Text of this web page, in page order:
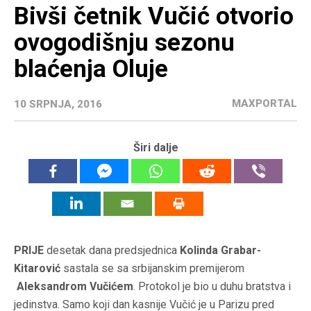
Bivši četnik Vučić otvorio
ovogodišnju sezonu
blaćenja Oluje
10 SRPNJA, 2016 MAXPORTAL
Širi dalje
PRIJE desetak dana predsjednica Kolinda Grabar-
Kitarović sastala se sa srbijanskim premijerom
Aleksandrom Vučićem. Protokol je bio u duhu bratstva i
jedinstva. Samo koji dan kasnije Vučić je u Parizu pred